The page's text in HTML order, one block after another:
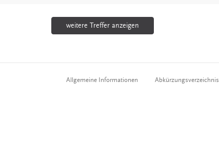
weitere Treffer anzeigen
Allgemeine Informationen Abkürzungsverzeichnis